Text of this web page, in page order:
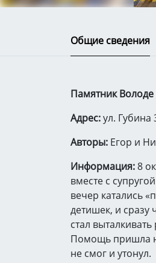
Общие сведения
Памятник Володе
Адрес:ул. Губина
Авторы: Егор и
Информация:8
вместе с
вечер катались
детишек, и сразу
стал
Помощь пришла
не смог и утонул.